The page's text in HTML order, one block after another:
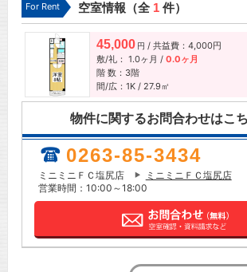
For Rent 空室情報（全 1件）
45,000 円 / 共益費：4,000円
敷/礼： 1.0ヶ月 / 0.0ヶ月
階 数：3階
間/広：1K / 27.9㎡
物件に関するお問合わせはこ
0263-85-3434
ミニミニＦＣ塩尻店
ミニミニＦＣ塩尻店
営業時間：10:00～18:00